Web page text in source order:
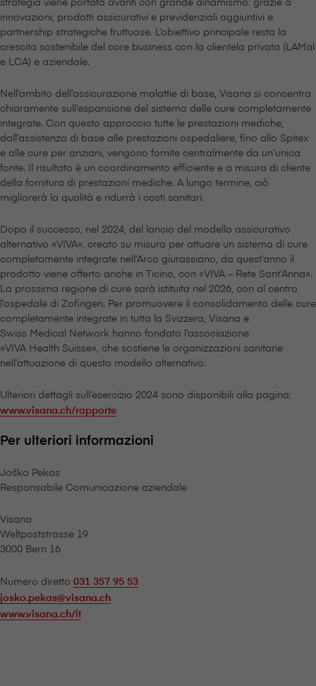
innovazioni, prodotti assicurativi e previdenziali aggiuntivi e
partnership strategiche fruttuose. L’obiettivo principale resta la
crescita sostenibile del core business con la clientela privata (LAMal
e LCA) e aziendale.
Nell’ambito dell’assicurazione malattie di base, V⁠i⁠s⁠a⁠n⁠a si concentra
chiaramente sull’espansione del sistema delle cure completamente
integrate. Con questo approccio tutte le prestazioni mediche,
dall’assistenza di base alle prestazioni ospedaliere, fino allo Spitex
e alle cure per anziani, vengono fornite centralmente da un’unica
fonte. Il risultato è un coordinamento efficiente e a misura di cliente
della fornitura di prestazioni mediche. A lungo termine, ciò
migliorerà la qualità e ridurrà i costi sanitari.
Dopo il successo, nel 2024, del lancio del modello assicurativo
alternativo «VIVA», creato su misura per attuare un sistema di cure
completamente integrate nell’Arco giurassiano, da quest’anno il
prodotto viene offerto anche in Ticino, con «VIVA – Rete Sant’Anna».
La prossima regione di cure sarà istituita nel 2026, con al centro
l’ospedale di Zofingen. Per promuovere il consolidamento delle cure
completamente integrate in tutta la Svizzera, V⁠i⁠s⁠a⁠n⁠a e
Swiss Medical Network hanno fondato l’associazione
«VIVA Health Suisse», che sostiene le organizzazioni sanitarie
nell’attuazione di questo modello alternativo.
Ulteriori dettagli sull’esercizio 2024 sono disponibili alla pagina:
www.visana.ch/rapporte
Per ulteriori informazioni
Joško Pekas
Responsabile Comunicazione aziendale
V⁠i⁠s⁠a⁠n⁠a
Weltpoststrasse 19
3000 Bern 16
Numero diretto 031 357 95 53
josko.pekas@visana.ch
www.visana.ch/it